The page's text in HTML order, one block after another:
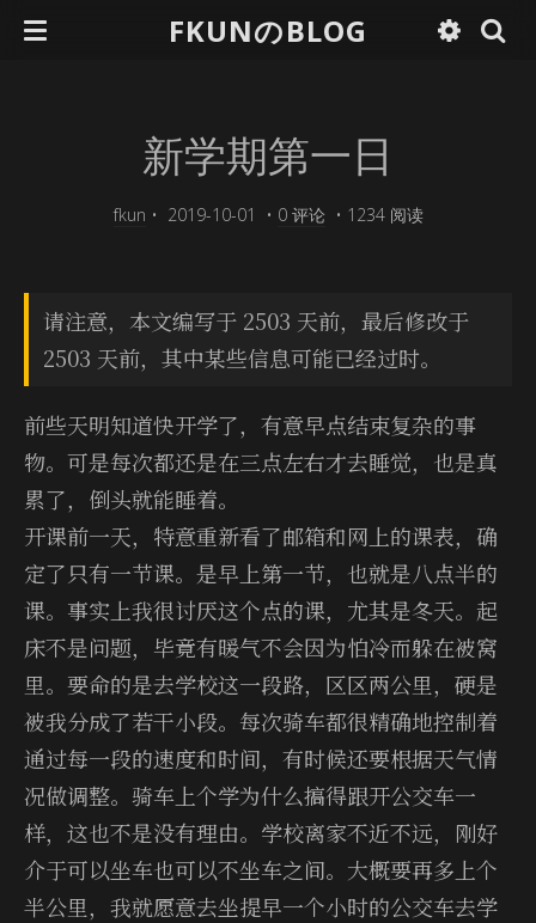
FKUNのBLOG
新学期第一日
fkun • 2019-10-01 • 0 评论• 1234 阅读
请注意，本文编写于 2503 天前，最后修改于
2503 天前，其中某些信息可能已经过时。
前些天明知道快开学了，有意早点结束复杂的事
物。可是每次都还是在三点左右才去睡觉，也是真
累了，倒头就能睡着。
开课前一天，特意重新看了邮箱和网上的课表，确
定了只有一节课。是早上第一节，也就是八点半的
课。事实上我很讨厌这个点的课，尤其是冬天。起
床不是问题，毕竟有暖气不会因为怕冷而躲在被窝
里。要命的是去学校这一段路，区区两公里，硬是
被我分成了若干小段。每次骑车都很精确地控制着
通过每一段的速度和时间，有时候还要根据天气情
况做调整。骑车上个学为什么搞得跟开公交车一
样，这也不是没有理由。学校离家不近不远，刚好
介于可以坐车也可以不坐车之间。大概要再多上个
半公里，我就愿意去坐提早一个小时的公交车去学